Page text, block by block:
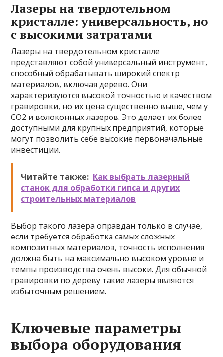
Лазеры на твердотельном
кристалле: универсальность, но
с высокими затратами
Лазеры на твердотельном кристалле
представляют собой универсальный инструмент,
способный обрабатывать широкий спектр
материалов, включая дерево. Они
характеризуются высокой точностью и качеством
гравировки, но их цена существенно выше, чем у
CO2 и волоконных лазеров. Это делает их более
доступными для крупных предприятий, которые
могут позволить себе высокие первоначальные
инвестиции.
Читайте также: Как выбрать лазерный
станок для обработки гипса и других
строительных материалов
Выбор такого лазера оправдан только в случае,
если требуется обработка самых сложных
композитных материалов, точность исполнения
должна быть на максимально высоком уровне и
темпы производства очень высоки. Для обычной
гравировки по дереву такие лазеры являются
избыточным решением.
Ключевые параметры
выбора оборудования